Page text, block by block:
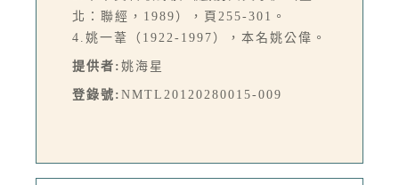
北：聯經，1989），頁255-301。
4.姚一葦（1922-1997），本名姚公偉。
提供者: 姚海星
登錄號: NMTL20120280015-009